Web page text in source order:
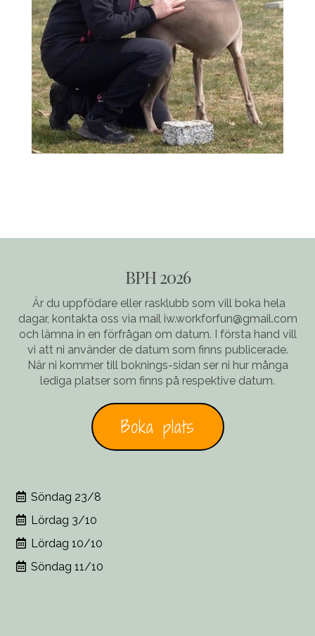
BPH 2026
Är du uppfödare eller rasklubb som vill boka hela
dagar, kontakta oss via mail iw.workforfun@gmail.com
och lämna in en förfrågan om datum. I första hand vill
vi att ni använder de datum som finns publicerade.
När ni kommer till boknings-sidan ser ni hur många
lediga platser som finns på respektive datum.
Boka plats
Söndag 23/8
Lördag 3/10
Lördag 10/10
Söndag 11/10